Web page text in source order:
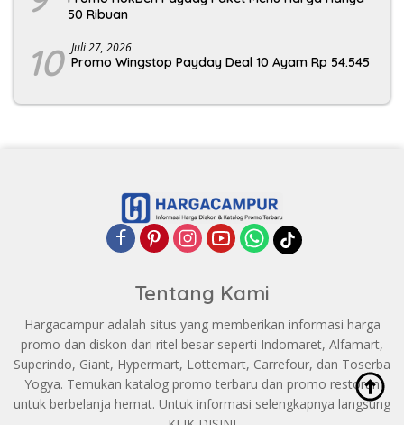
50 Ribuan
10 Juli 27, 2026
Promo Wingstop Payday Deal 10 Ayam Rp 54.545
Tentang Kami
Hargacampur adalah situs yang memberikan informasi harga
promo dan diskon dari ritel besar seperti Indomaret, Alfamart,
Superindo, Giant, Hypermart, Lottemart, Carrefour, dan Toserba
Yogya. Temukan katalog promo terbaru dan promo restoran
untuk berbelanja hemat. Untuk informasi selengkapnya langsung